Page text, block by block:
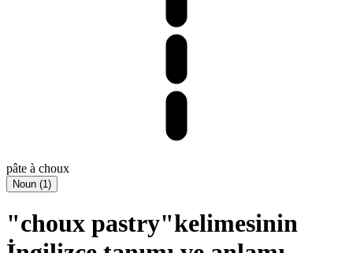
pâte à choux
Noun (1)
"choux pastry"kelimesinin